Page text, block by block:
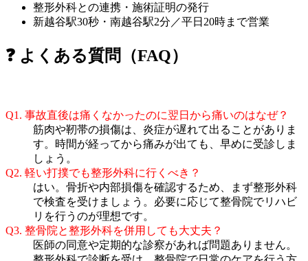
整形外科との連携・施術証明の発行
新越谷駅30秒・南越谷駅2分／平日20時まで営業
❓ よくある質問（FAQ）
Q1. 事故直後は痛くなかったのに翌日から痛いのはなぜ？
筋肉や靭帯の損傷は、炎症が遅れて出ることがありま
す。時間が経ってから痛みが出ても、早めに受診しま
しょう。
Q2. 軽い打撲でも整形外科に行くべき？
はい。骨折や内部損傷を確認するため、まず整形外科
で検査を受けましょう。必要に応じて整骨院でリハビ
リを行うのが理想です。
Q3. 整骨院と整形外科を併用しても大丈夫？
医師の同意や定期的な診察があれば問題ありません。